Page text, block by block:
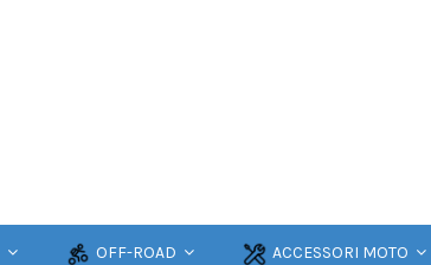
OFF-ROAD ACCESSORI MOTO